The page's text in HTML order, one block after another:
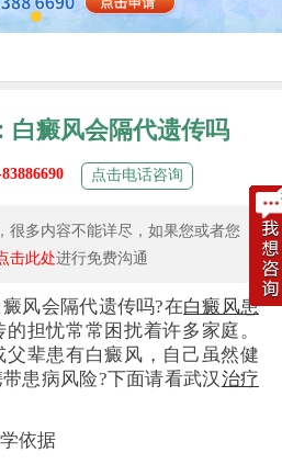
白癜风会隔代遗传吗
点击电话咨询
很多内容不能详尽，如果您或者您
击此处进行免费沟通
癜风会隔代遗传吗?在白癜风患
担忧常常困扰着许多家庭。
辈患有白癜风，自己虽然健
患病风险?下面请看武汉治疗
依据